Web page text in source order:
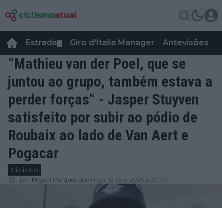
Estrada Giro d'Italia Manager Antevisões
“Mathieu van der Poel, que se
juntou ao grupo, também estava a
perder forças” - Jasper Stuyven
satisfeito por subir ao pódio de
Roubaix ao lado de Van Aert e
Pogacar
Ciclismo
por Miguel Marques domingo, 12 abril 2026 a 20:00